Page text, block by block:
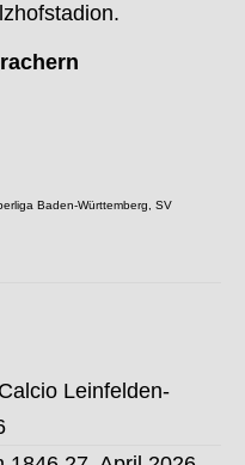
Baden-Württemberg, SV
Leinfelden-